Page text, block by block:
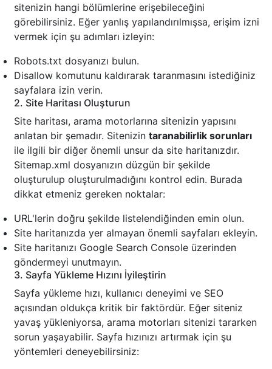
sitenizin hangi bölümlerine erişebileceğini
görebilirsiniz. Eğer yanlış yapılandırılmışsa, erişim izni
vermek için şu adımları izleyin:
Robots.txt dosyanızı bulun.
Disallow komutunu kaldırarak taranmasını istediğiniz
sayfalara izin verin.
2. Site Haritası Oluşturun
Site haritası, arama motorlarına sitenizin yapısını
anlatan bir şemadır. Sitenizin taranabilirlik sorunları
ile ilgili bir diğer önemli unsur da site haritanızdır.
Sitemap.xml dosyanızın düzgün bir şekilde
oluşturulup oluşturulmadığını kontrol edin. Burada
dikkat etmeniz gereken noktalar:
URL'lerin doğru şekilde listelendiğinden emin olun.
Site haritanızda yer almayan önemli sayfaları ekleyin.
Site haritanızı Google Search Console üzerinden
göndermeyi unutmayın.
3. Sayfa Yükleme Hızını İyileştirin
Sayfa yükleme hızı, kullanıcı deneyimi ve SEO
açısından oldukça kritik bir faktördür. Eğer siteniz
yavaş yükleniyorsa, arama motorları sitenizi tararken
sorun yaşayabilir. Sayfa hızınızı artırmak için şu
yöntemleri deneyebilirsiniz: